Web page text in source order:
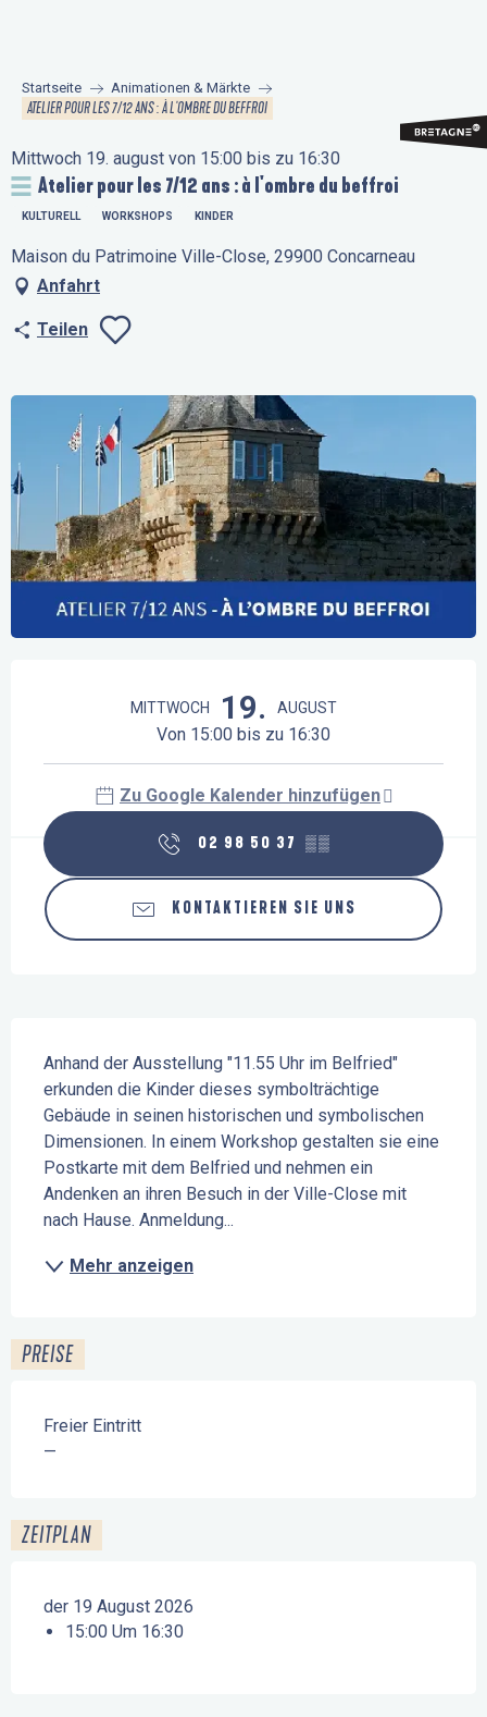
principal
Startseite Animationen & Märkte
ATELIER POUR LES 7/12 ANS : À L'OMBRE DU BEFFROI
Mittwoch 19. august von 15:00 bis zu 16:30
Atelier pour les 7/12 ans : à l'ombre du beffroi
KULTURELL WORKSHOPS KINDER
Maison du Patrimoine Ville-Close, 29900 Concarneau
Anfahrt
Teilen
MITTWOCH 19. AUGUST
Von 15:00 bis zu 16:30
Zu Google Kalender hinzufügen
02 98 50 37 ▒▒
KONTAKTIEREN SIE UNS
Anhand der Ausstellung "11.55 Uhr im Belfried"
erkunden die Kinder dieses symbolträchtige
Gebäude in seinen historischen und symbolischen
Dimensionen. In einem Workshop gestalten sie eine
Postkarte mit dem Belfried und nehmen ein
Andenken an ihren Besuch in der Ville-Close mit
nach Hause. Anmeldung...
Mehr anzeigen
PREISE
Freier Eintritt
—
ZEITPLAN
der 19 August 2026
15:00 Um 16:30